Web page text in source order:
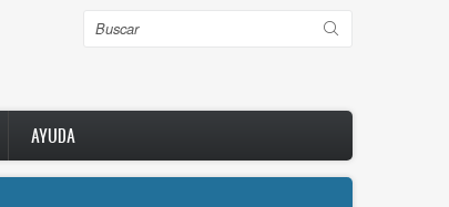
Buscar
AYUDA